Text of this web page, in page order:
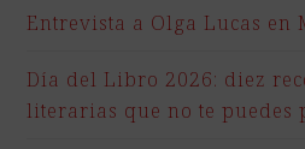
Entrevista a Olga Lucas en
Día del Libro 2026: diez
literarias que no te puedes